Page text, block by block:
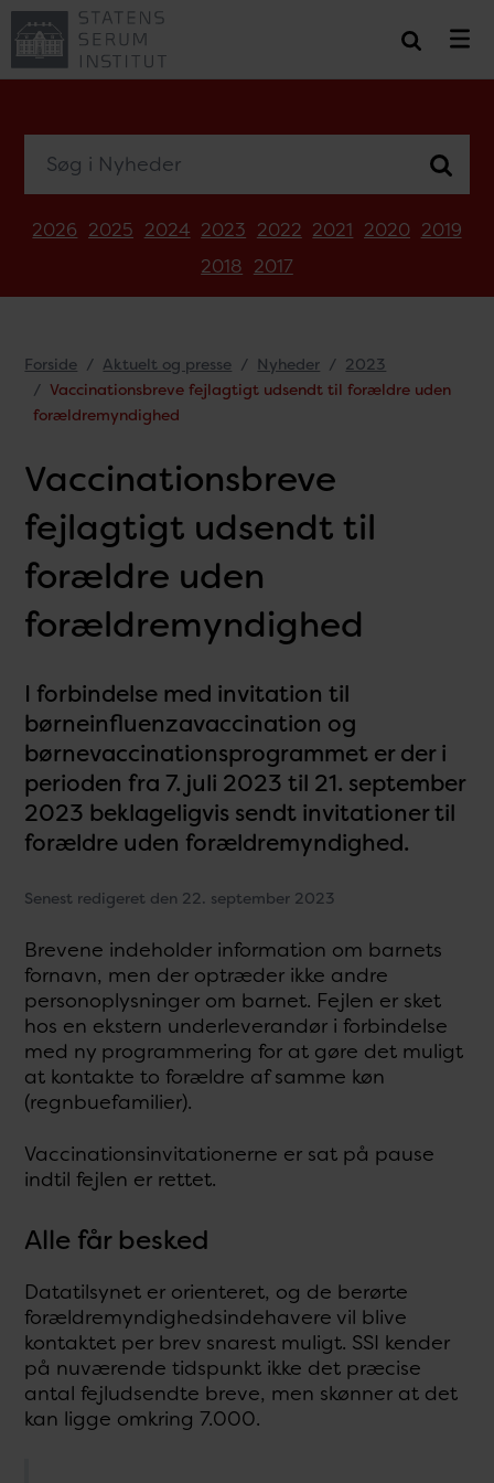
2026 2025 2024 2023 2022 2021 2020 2019
2018 2017
Forside Aktuelt og presse Nyheder
2023
Vaccinationsbreve fejlagtigt udsendt til forældre uden
forældremyndighed
Vaccinationsbreve
fejlagtigt udsendt til
forældre uden
forældremyndighed
I forbindelse med invitation til
børneinfluenzavaccination og
børnevaccinationsprogrammet er der i
perioden fra 7. juli 2023 til 21. september
2023 beklageligvis sendt invitationer til
forældre uden forældremyndighed.
Senest redigeret den 22. september 2023
Brevene indeholder information om barnets
fornavn, men der optræder ikke andre
personoplysninger om barnet. Fejlen er sket
hos en ekstern underleverandør i forbindelse
med ny programmering for at gøre det muligt
at kontakte to forældre af samme køn
(regnbuefamilier).
Vaccinationsinvitationerne er sat på pause
indtil fejlen er rettet.
Alle får besked
Datatilsynet er orienteret, og de berørte
forældremyndighedsindehavere vil blive
kontaktet per brev snarest muligt. SSI kender
på nuværende tidspunkt ikke det præcise
antal fejludsendte breve, men skønner at det
kan ligge omkring 7.000.